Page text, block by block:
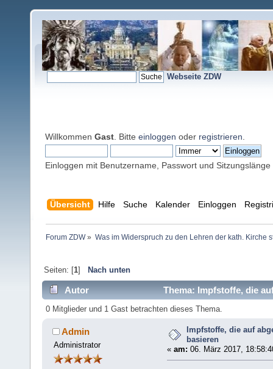
Webseite ZDW
Willkommen Gast . Bitte einloggen oder registrieren
Einloggen mit Benutzername, Passwort und Sitzungslänge
Übersicht Hilfe Suche Kalender Einloggen
Forum ZDW» Was im Widerspruch zu den Lehren der kath. Kirche
Seiten: [1] Nach unten
Autor Thema: Impfstoffe, die
0 Mitglieder und 1 Gast betrachten dieses Thema.
Admin
Administrator
Impfstoffe, die auf
basieren
« am: 06. März 2017,